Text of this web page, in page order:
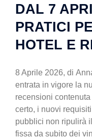
DAL 7
PRATICI
HOTEL E
8 Aprile 2026, di
entrata in vigore la
recensioni
certo, i nuovi
pubblici non ripulirà
fissa da subito dei